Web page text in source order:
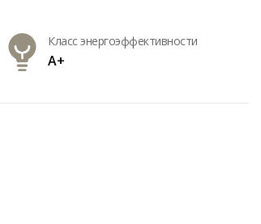
Класс энергоэффективности
A+